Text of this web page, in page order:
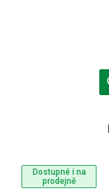
Dostupné i na
prodejně